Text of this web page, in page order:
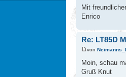
Mit
Enrico
Re: LT85D
von
Moin, schau
Gruß Knut